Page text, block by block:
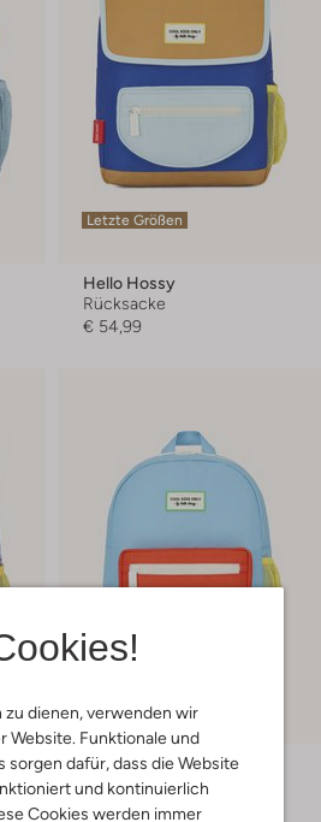
zu dienen, verwenden wir
Website. Funktionale und
sorgen dafür, dass die Website
und kontinuierlich
Cookies werden immer
Letzte Größen
Hello Hossy
Rücksacke
€ 54,99
Hello Hossy
Rücksacke
Ab € 49,99